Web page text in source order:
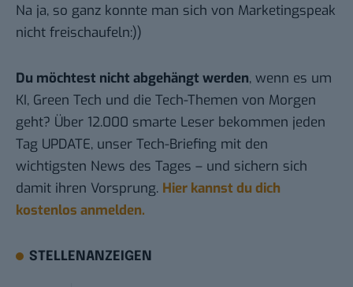
Na ja, so ganz konnte man sich von Marketingspeak
nicht freischaufeln:))
Du möchtest nicht abgehängt werden, wenn es um
KI, Green Tech und die Tech-Themen von Morgen
geht? Über 12.000 smarte Leser bekommen jeden
Tag UPDATE, unser Tech-Briefing mit den
wichtigsten News des Tages – und sichern sich
damit ihren Vorsprung. Hier kannst du dich
kostenlos anmelden.
STELLENANZEIGEN